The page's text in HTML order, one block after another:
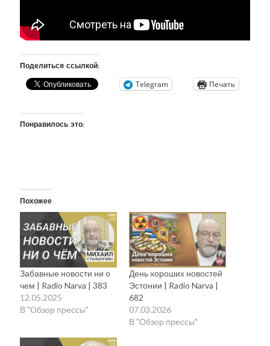
Поделиться ссылкой:
Telegram Печать
Понравилось это:
Похожее
Забавные новости ни о
чем | Radio Narva | 383
12.05.2025
В "Обзор прессы"
День хороших новостей
Эстонии | Radio Narva |
682
07.03.2026
В "Обзор прессы"